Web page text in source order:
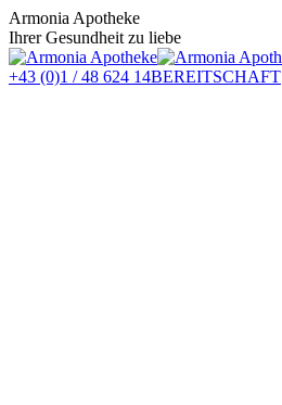
Zum
Inhalt
springen
Armonia Apotheke
Ihrer Gesundheit zu liebe
+43 (0)1 / 48 624 14BEREITSCHAFT